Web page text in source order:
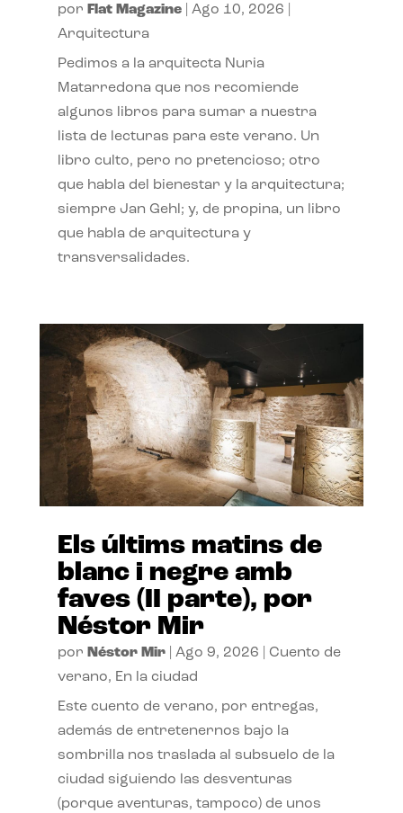
por Flat Magazine| Ago 10, 2026
Arquitectura
Pedimos a la arquitecta Nuria
Matarredona que nos recomiende
algunos libros para sumar a nuestra
lista de lecturas para este verano. Un
libro culto, pero no pretencioso; otro
que habla del bienestar y la arquitectura;
siempre Jan Gehl; y, de propina, un libro
que habla de arquitectura y
transversalidades.
Els últims matins de
blanc i negre amb
faves (II parte), por
Néstor Mir
por Néstor Mir| Ago 9, 2026
Cuento de
verano, En la ciudad
Este cuento de verano, por entregas,
además de entretenernos bajo la
sombrilla nos traslada al subsuelo de la
ciudad siguiendo las desventuras
(porque aventuras, tampoco) de unos